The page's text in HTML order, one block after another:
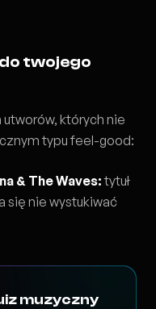
twojego
których nie
typu feel-good:
& The Waves:tytuł
się nie wystukiwać
muzyczny